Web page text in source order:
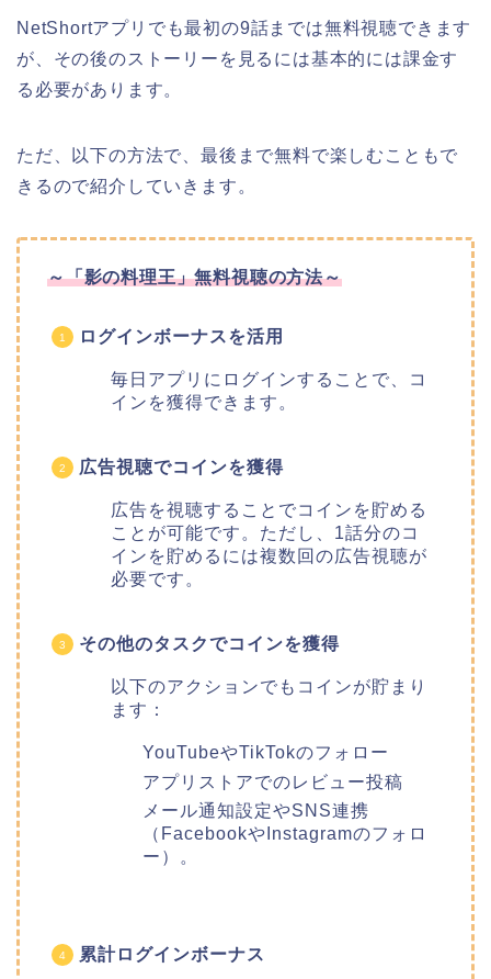
NetShortアプリでも最初の9話までは無料視聴できます
が、その後のストーリーを見るには基本的には課金す
る必要があります。
ただ、以下の方法で、最後まで無料で楽しむこともで
きるので紹介していきます。
～「影の料理王」無料視聴の方法～
ログインボーナスを活用
毎日アプリにログインすることで、コ
インを獲得できます。
広告視聴でコインを獲得
広告を視聴することでコインを貯める
ことが可能です。ただし、1話分のコ
インを貯めるには複数回の広告視聴が
必要です。
その他のタスクでコインを獲得
以下のアクションでもコインが貯まり
ます：
YouTubeやTikTokのフォロー
アプリストアでのレビュー投稿
メール通知設定やSNS連携
（FacebookやInstagramのフォロ
ー）。
累計ログインボーナス